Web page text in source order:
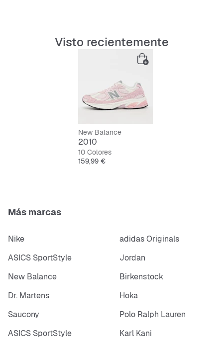
Visto recientemente
New Balance
2010
10 Colores
Precio
159,99 €
Más marcas
Nike
adidas Originals
ASICS SportStyle
Jordan
New Balance
Birkenstock
Dr. Martens
Hoka
Saucony
Polo Ralph Lauren
ASICS SportStyle
Karl Kani